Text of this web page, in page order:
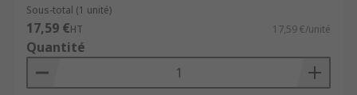
Sous-total (1 unité)
17,59 €HT 17,59 €/unité
Quantité